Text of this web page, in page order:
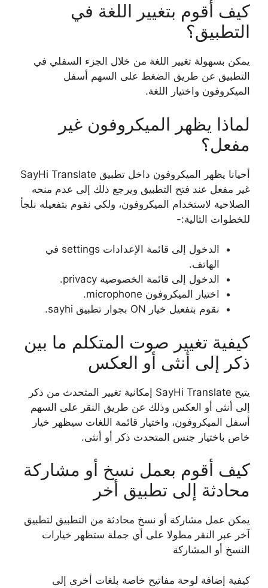
كيف أقوم بتغيير اللغة في
التطبيق؟
يمكن بسهولة تغيير اللغة من خلال الجزء السفلي في
التطبيق عن طريق الضغط على السهم أسفل
الميكروفون واختيار اللغة.
لماذا يظهر الميكروفون غير
مفعل؟
أحيانا يظهر الميكروفون داخل تطبيق SayHi Translate
غير مفعل عند فتح التطبيق ويرجع ذلك إلى عدم منحه
الصلاحية لاستخدام الميكروفون، ولكي نقوم بتفعيله نلجأ
للخطوات التالية:-
الدخول إلى قائمة الإعدادات settings في
الهاتف.
الدخول إلى قائمة الخصوصية privacy.
اختيار الميكروفون microphone.
نقوم بتفعيل خيار ON بجوار تطبيق sayhi.
كيفية تغيير صوت المتكلم ما بين
ذكر إلى أنثى أو العكس
يتيح SayHi Translate إمكانية تغيير المتحدث من ذكر
إلى أنثى أو العكس وذلك عن طريق النقر على السهم
أسفل الميكروفون، واختيار قائمة اللغات سيظهر خيار
خاص باختيار جنس المتحدث ذكر أو أنثى.
كيف أقوم بعمل نسخ أو مشاركة
محادثة إلى تطبيق أخر
يمكن عمل مشاركة أو نسخ محادثة من التطبيق لتطبيق
آخر عبر النقر مطولا على أي جملة ستظهر خيارات
النسخ أو المشاركة
كيفية إضافة لوحة مفاتيح خاصة بلغات أخرى إلى